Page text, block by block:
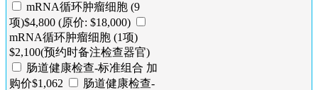
mRNA循环肿瘤细胞 (9
项)$4,800 (原价: $18,000)
mRNA循环肿瘤细胞 (1项)
$2,100(预约时备注检查器官)
肠道健康检查-标准组合 加
购价$1,062
肠道健康检查-